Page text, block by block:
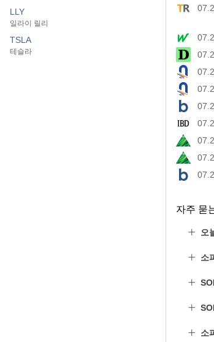
LLY
일라이 릴리
TSLA
테슬라
자주 묻
오
소
소